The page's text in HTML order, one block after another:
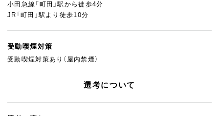
小田急線「町田」駅から徒歩4分
JR「町田」駅より徒歩10分
受動喫煙対策
受動喫煙対策あり（屋内禁煙）
選考について